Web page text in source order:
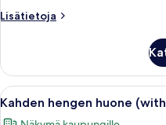
kuvat
Lisätietoja
Lisätietoja
deluxe-
huone,
näköala
Avaa
kaikki
6
Kahden hengen huone